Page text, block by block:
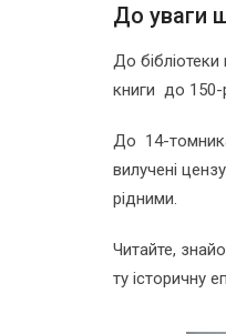
До уваги
До
книги до 150-
До 14-томника
вилучені
рідними.
Читайте,
ту історичну